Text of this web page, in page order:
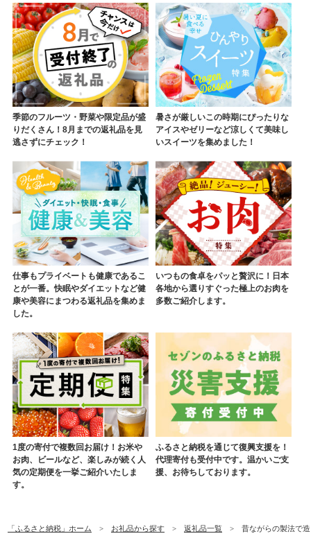
季節のフルーツ・野菜や限定品が盛
りだくさん！8月までの返礼品を見
逃さずにチェック！
暑さが厳しいこの時期にぴったりな
アイスやゼリーなど涼しくて美味し
いスイーツを集めました！
仕事もプライベートも健康であるこ
とが一番。快眠やダイエットなど健
康や美容にまつわる返礼品を集めま
した。
いつもの食卓をパッと贅沢に！日本
各地から選りすぐった極上のお肉を
多数ご紹介します。
1度の寄付で複数回お届け！お米や
お肉、ビールなど、楽しみが続く人
気の定期便を一挙ご紹介いたしま
す。
ふるさと納税を通じて復興支援を！
代理寄付も受付中です。温かいご支
援、お待ちしております。
「ふるさと納税」ホーム お礼品から探す 返礼品一覧 昔ながらの製法で